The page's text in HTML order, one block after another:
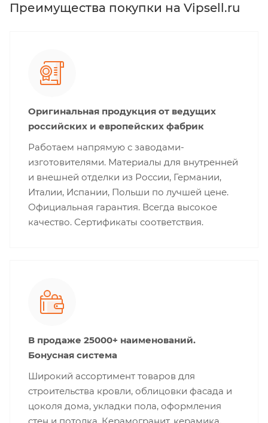
Преимущества покупки на Vipsell.ru
Оригинальная продукция от ведущих
российских и европейских фабрик
Работаем напрямую с заводами-
изготовителями. Материалы для внутренней
и внешней отделки из России, Германии,
Италии, Испании, Польши по лучшей цене.
Официальная гарантия. Всегда высокое
качество. Сертификаты соответствия.
В продаже 25000+ наименований.
Бонусная система
Широкий ассортимент товаров для
строительства кровли, облицовки фасада и
цоколя дома, укладки пола, оформления